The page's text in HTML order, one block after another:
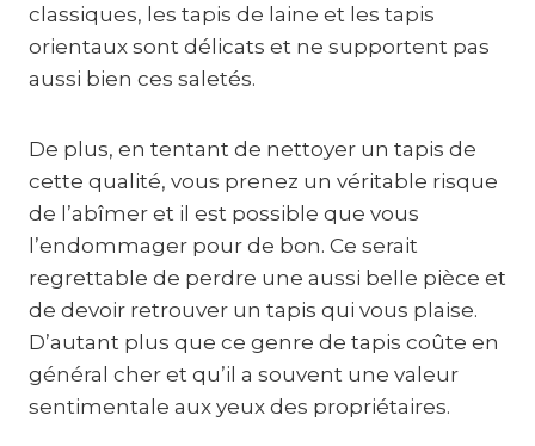
classiques, les tapis de laine et les tapis
orientaux sont délicats et ne supportent pas
aussi bien ces saletés.
De plus, en tentant de nettoyer un tapis de
cette qualité, vous prenez un véritable risque
de l’abîmer et il est possible que vous
l’endommager pour de bon. Ce serait
regrettable de perdre une aussi belle pièce et
de devoir retrouver un tapis qui vous plaise.
D’autant plus que ce genre de tapis coûte en
général cher et qu’il a souvent une valeur
sentimentale aux yeux des propriétaires.